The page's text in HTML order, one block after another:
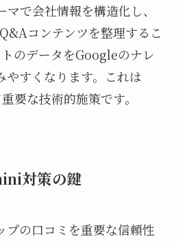
で会社情報を構造化し、
コンテンツを整理するこ
のデータをGoogleのナレ
やすくなります。これは
要な技術的施策です。
対策の鍵
の口コミを重要な信頼性